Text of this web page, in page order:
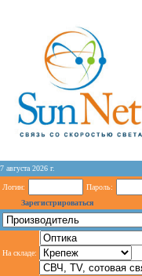
7 августа 2026 г.
Логин:
Пароль:
Зарегистрироваться
На складе: